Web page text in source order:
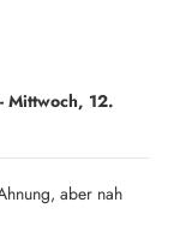
Mittwoch, 12.
aber nah